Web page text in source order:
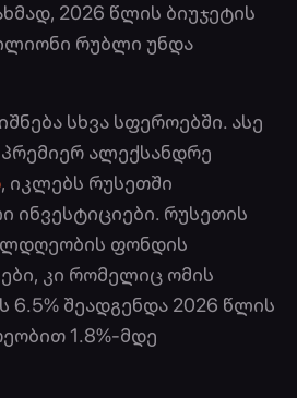
2026 წლის ბიუჯეტის
რუბლი უნდა
სხვა სფეროებში. ასე
ალექსანდრე
, იკლებს რუსეთში
ინვესტიციები. რუსეთის
ფონდის
კი რომელიც ომის
6.5% შეადგენდა 2026 წლის
1.8%-მდე